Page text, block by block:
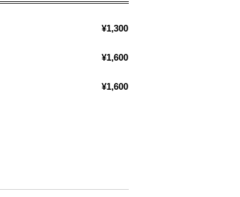
¥1,300
¥1,600
¥1,600